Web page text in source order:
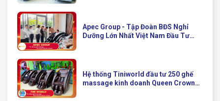
Apec Group - Tập Đoàn BĐS Nghỉ
Dưỡng Lớn Nhất Việt Nam Đầu Tư
Hệ thống Tiniworld đầu tư 250 ghế
massage kinh doanh Queen Crown